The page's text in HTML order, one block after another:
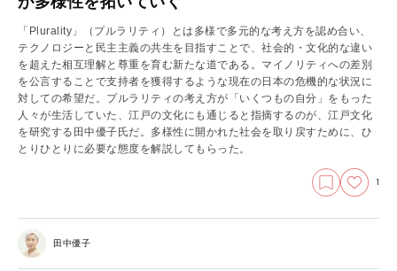
「Plurality」（プルラリティ）とは多様で多元的な考え方を認め合い、
テクノロジーと民主主義の共生を目指すことで、社会的・文化的な違い
を超えた相互理解と尊重を育む新たな道である。マイノリティへの差別
を公言することで支持者を獲得するような現在の日本の危機的な状況に
対しての希望だ。プルラリティの考え方が「いくつもの自分」をもった
人々が生活していた、江戸の文化にも通じると指摘するのが、江戸文化
を研究する田中優子氏だ。多様性に開かれた社会を取り戻すために、ひ
とりひとりに必要な態度を解説してもらった。
1
田中優子